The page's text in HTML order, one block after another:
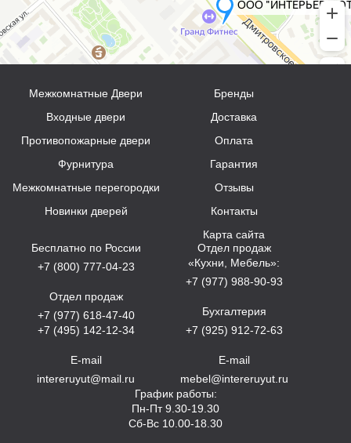
Межкомнатные Двери
Входные двери
Противопожарные двери
Фурнитура
Межкомнатные перегородки
Новинки дверей
Бренды
Доставка
Оплата
Гарантия
Отзывы
Контакты
Карта сайта
Бесплатно по России
+7 (800) 777-04-23
Отдел продаж
+7 (977) 618-47-40
+7 (495) 142-12-34
E-mail
intereruyut@mail.ru
Отдел продаж
«Кухни, Мебель»:
+7 (977) 988-90-93
Бухгалтерия
+7 (925) 912-72-63
E-mail
mebel@intereruyut.ru
График работы:
Пн-Пт 9.30-19.30
Сб-Вс 10.00-18.30